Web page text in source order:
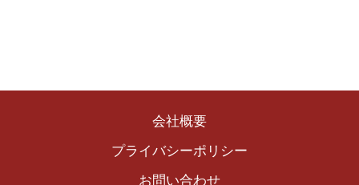
会社概要
プライバシーポリシー
お問い合わせ